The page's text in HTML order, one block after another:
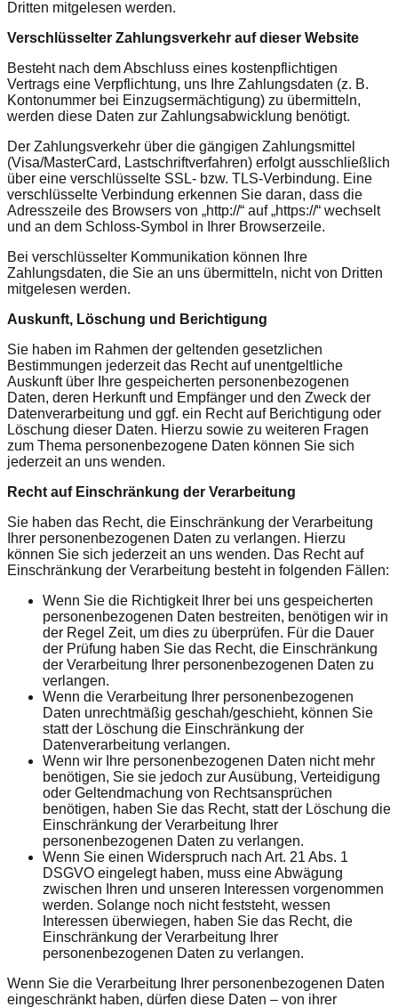
Dritten mitgelesen werden.
Verschlüsselter Zahlungsverkehr auf dieser Website
Besteht nach dem Abschluss eines kostenpflichtigen
Vertrags eine Verpflichtung, uns Ihre Zahlungsdaten (z. B.
Kontonummer bei Einzugsermächtigung) zu übermitteln,
werden diese Daten zur Zahlungsabwicklung benötigt.
Der Zahlungsverkehr über die gängigen Zahlungsmittel
(Visa/MasterCard, Lastschriftverfahren) erfolgt ausschließlich
über eine verschlüsselte SSL- bzw. TLS-Verbindung. Eine
verschlüsselte Verbindung erkennen Sie daran, dass die
Adresszeile des Browsers von „http://“ auf „https://“ wechselt
und an dem Schloss-Symbol in Ihrer Browserzeile.
Bei verschlüsselter Kommunikation können Ihre
Zahlungsdaten, die Sie an uns übermitteln, nicht von Dritten
mitgelesen werden.
Auskunft, Löschung und Berichtigung
Sie haben im Rahmen der geltenden gesetzlichen
Bestimmungen jederzeit das Recht auf unentgeltliche
Auskunft über Ihre gespeicherten personenbezogenen
Daten, deren Herkunft und Empfänger und den Zweck der
Datenverarbeitung und ggf. ein Recht auf Berichtigung oder
Löschung dieser Daten. Hierzu sowie zu weiteren Fragen
zum Thema personenbezogene Daten können Sie sich
jederzeit an uns wenden.
Recht auf Einschränkung der Verarbeitung
Sie haben das Recht, die Einschränkung der Verarbeitung
Ihrer personenbezogenen Daten zu verlangen. Hierzu
können Sie sich jederzeit an uns wenden. Das Recht auf
Einschränkung der Verarbeitung besteht in folgenden Fällen:
Wenn Sie die Richtigkeit Ihrer bei uns gespeicherten
personenbezogenen Daten bestreiten, benötigen wir in
der Regel Zeit, um dies zu überprüfen. Für die Dauer
der Prüfung haben Sie das Recht, die Einschränkung
der Verarbeitung Ihrer personenbezogenen Daten zu
verlangen.
Wenn die Verarbeitung Ihrer personenbezogenen
Daten unrechtmäßig geschah/geschieht, können Sie
statt der Löschung die Einschränkung der
Datenverarbeitung verlangen.
Wenn wir Ihre personenbezogenen Daten nicht mehr
benötigen, Sie sie jedoch zur Ausübung, Verteidigung
oder Geltendmachung von Rechtsansprüchen
benötigen, haben Sie das Recht, statt der Löschung die
Einschränkung der Verarbeitung Ihrer
personenbezogenen Daten zu verlangen.
Wenn Sie einen Widerspruch nach Art. 21 Abs. 1
DSGVO eingelegt haben, muss eine Abwägung
zwischen Ihren und unseren Interessen vorgenommen
werden. Solange noch nicht feststeht, wessen
Interessen überwiegen, haben Sie das Recht, die
Einschränkung der Verarbeitung Ihrer
personenbezogenen Daten zu verlangen.
Wenn Sie die Verarbeitung Ihrer personenbezogenen Daten
eingeschränkt haben, dürfen diese Daten – von ihrer